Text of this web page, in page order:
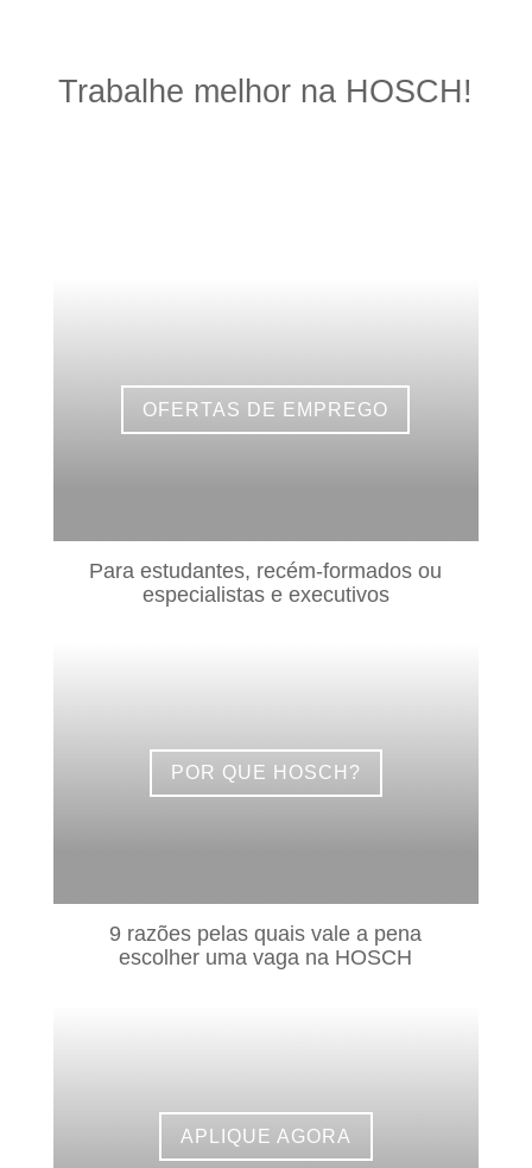
Trabalhe melhor na HOSCH!
OFERTAS DE EMPREGO
Para estudantes, recém-formados ou
especialistas e executivos
POR QUE HOSCH?
9 razões pelas quais vale a pena
escolher uma vaga na HOSCH
APLIQUE AGORA